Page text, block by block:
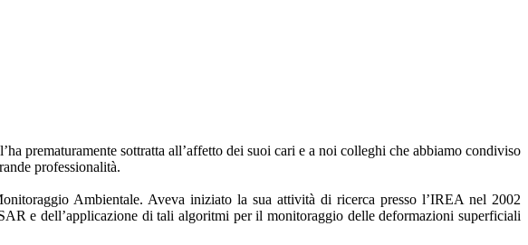
prematuramente sottratta all’affetto dei suoi cari e a noi colleghi che abbiamo condiviso
professionalità.
Ambientale. Aveva iniziato la sua attività di ricerca presso l’IREA nel 2002
e dell’applicazione di tali algoritmi per il monitoraggio delle deformazioni superficiali